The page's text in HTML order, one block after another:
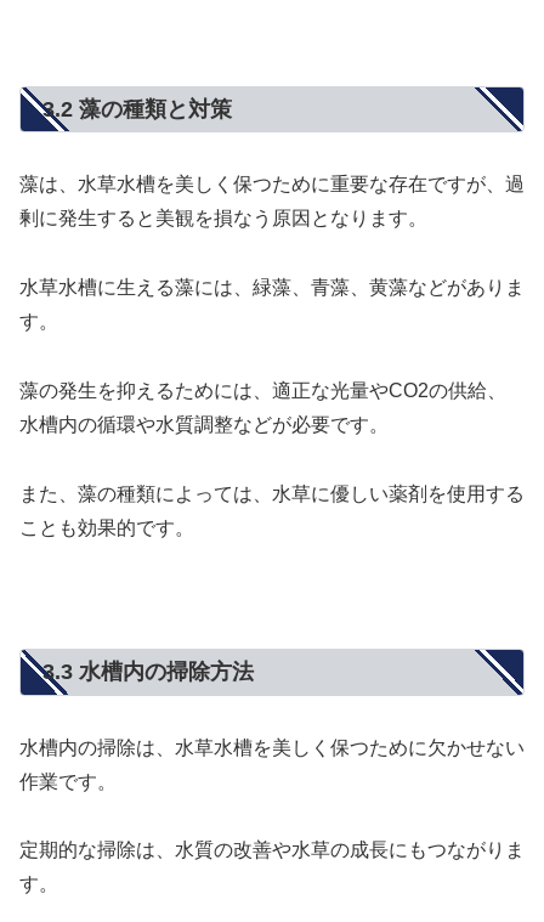
3.2 藻の種類と対策
藻は、水草水槽を美しく保つために重要な存在ですが、過
剰に発生すると美観を損なう原因となります。
水草水槽に生える藻には、緑藻、青藻、黄藻などがありま
す。
藻の発生を抑えるためには、適正な光量やCO2の供給、
水槽内の循環や水質調整などが必要です。
また、藻の種類によっては、水草に優しい薬剤を使用する
ことも効果的です。
3.3 水槽内の掃除方法
水槽内の掃除は、水草水槽を美しく保つために欠かせない
作業です。
定期的な掃除は、水質の改善や水草の成長にもつながりま
す。